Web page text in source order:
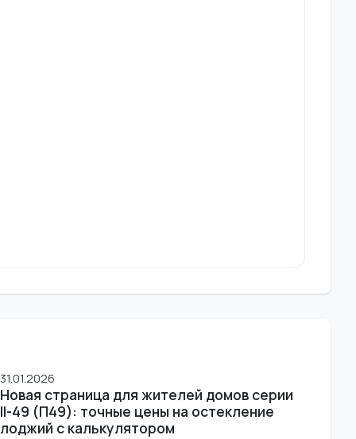
31.01.2026
Новая страница для жителей домов серии
II-49 (П49): точные цены на остекление
лоджий с калькулятором